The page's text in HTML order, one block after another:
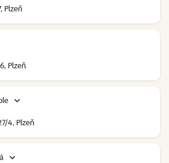
Plzeň
Plzeň
4, Plzeň